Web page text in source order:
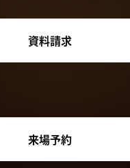
資料請求
来場予約